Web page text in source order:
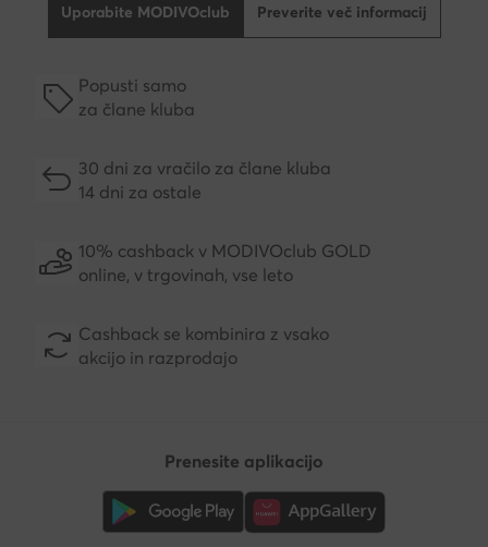
Uporabite MODIVOclub Preverite več informacij
Popusti samo
za člane kluba
30 dni za vračilo za člane kluba
14 dni za ostale
10% cashback v MODIVOclub GOLD
online, v trgovinah, vse leto
Cashback se kombinira z vsako
akcijo in razprodajo
Prenesite aplikacijo